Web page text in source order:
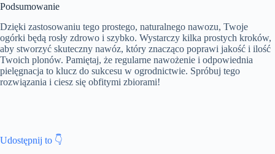
Podsumowanie
Dzięki zastosowaniu tego prostego, naturalnego nawozu, Twoje
ogórki będą rosły zdrowo i szybko. Wystarczy kilka prostych kroków,
aby stworzyć skuteczny nawóz, który znacząco poprawi jakość i ilość
Twoich plonów. Pamiętaj, że regularne nawożenie i odpowiednia
pielęgnacja to klucz do sukcesu w ogrodnictwie. Spróbuj tego
rozwiązania i ciesz się obfitymi zbiorami!
Udostępnij to 👇